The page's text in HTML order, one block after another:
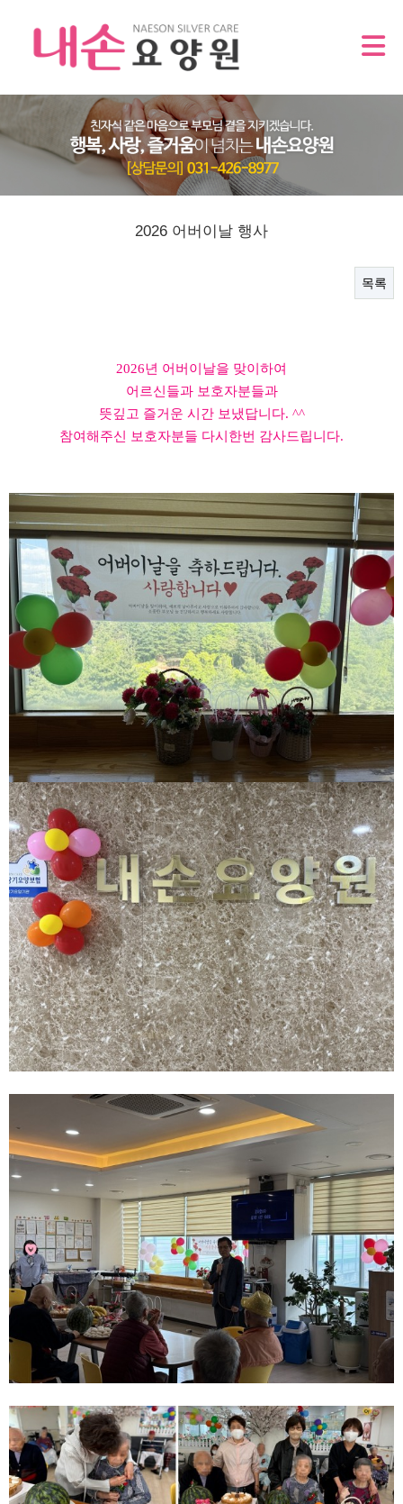
2026 어버이날 행사
목록
2026년 어버이날을 맞이하여
어르신들과 보호자분들과
뜻깊고 즐거운 시간 보냈답니다. ^^
참여해주신 보호자분들 다시한번 감사드립니다.